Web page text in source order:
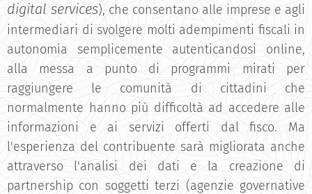
digital services), che consentano alle imprese e agli
intermediari di svolgere molti adempimenti fiscali in
autonomia semplicemente autenticandosi online,
alla messa a punto di programmi mirati per
raggiungere le comunità di cittadini che
normalmente hanno più difficoltà ad accedere alle
informazioni e ai servizi offerti dal fisco. Ma
l'esperienza del contribuente sarà migliorata anche
attraverso l'analisi dei dati e la creazione di
partnership con soggetti terzi (agenzie governative